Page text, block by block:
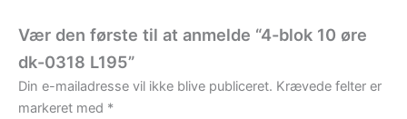
Vær den første til at anmelde “4-blok 10 øre
dk-0318 L195”
Din e-mailadresse vil ikke blive publiceret. Krævede felter er
markeret med *